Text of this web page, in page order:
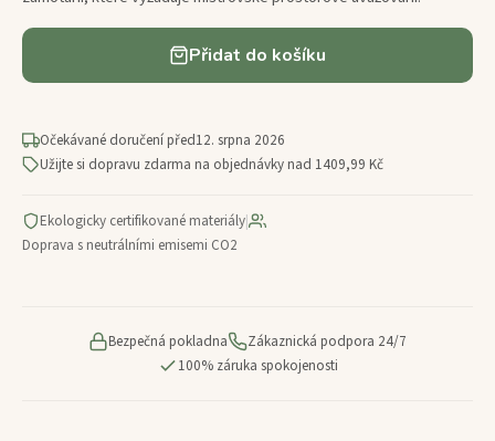
Přidat do košíku
Očekávané doručení před12. srpna 2026
Užijte si dopravu zdarma na objednávky nad 1409,99 Kč
Ekologicky certifikované materiály|
Doprava s neutrálními emisemi CO2
Bezpečná pokladna
Zákaznická podpora 24/7
100% záruka spokojenosti